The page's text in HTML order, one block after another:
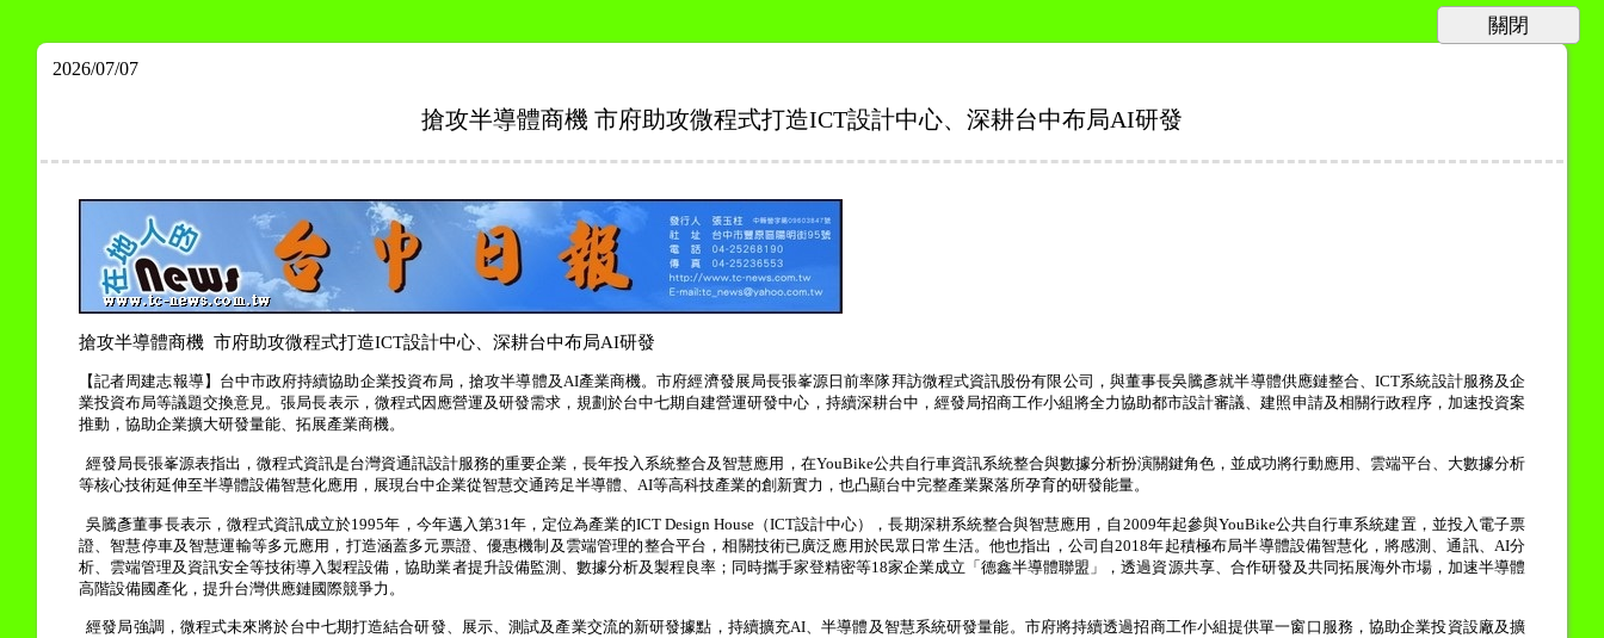
2026/07/07
搶攻半導體商機 市府助攻微程式打造ICT設計中心、深耕台中布局AI研發
搶攻半導體商機 市府助攻微程式打造ICT設計中心、 深耕台中布局AI研發
【記者周建志報導】 台中市政府持續協助企業投資布局，搶攻半導體及AI產業商機。市府經濟發展局長張峯源日前率隊拜訪微程式資訊股份有限公司，與董事長吳騰彥就半導體供應鏈整合、ICT系統設計服務及企
業投資布局等議題交換意見。張局長表示，微程式因應營運及研發需求，規劃於台中七期自建營運研發中心，持續深耕台中，經發局招商工作小組將全力協助都市設計審議、建照申請及相關行政程序，加速投資案
推動，協助企業擴大研發量能、拓展產業商機。
經發局長張峯源表指出，微程式資訊是台灣資通訊設計服務的重要企業，長年投入系統整合及智慧應用，在YouBike公共自行車資訊系統整合與數據分析扮演關鍵角色，並成功將行動應用、雲端平台、大數據分析
等核心技術延伸至半導體設備智慧化應用，展現台中企業從智慧交通跨足半導體、 AI等高科技產業的創新實力，也凸顯台中完整產業聚落所孕育的研發能量。
吳騰彥董事長表示，微程式資訊成立於1995年，今年邁入第31 年，定位為產業的ICT Design House（ICT設計中心），長期深耕系統整合與智慧應用，自 2009年起參與YouBike公共自行車系統建置，並投入電子票
證、智慧停車及智慧運輸等多元應用，打造涵蓋多元票證、優惠機制及雲端管理的整合平台，相關技術已廣泛應用於民眾日常生活。他也指出，公司自2018年起積極布局半導體設備智慧化，將感測、通訊、 AI分
析、雲端管理及資訊安全等技術導入製程設備，協助業者提升設備監測、數據分析及製程良率；同時攜手家登精密等18家企業成立「德鑫半導體聯盟」，透過資源共享、合作研發及共同拓展海外市場，加速半導體
高階設備國產化，提升台灣供應鏈國際競爭力。
經發局強調，微程式未來將於台中七期打造結合研發、展示、測試及產業交流的新研發據點，持續擴充AI、半導體及智慧系統研發量能。市府將持續透過招商工作小組提供單一窗口服務，協助企業投資設廠及擴